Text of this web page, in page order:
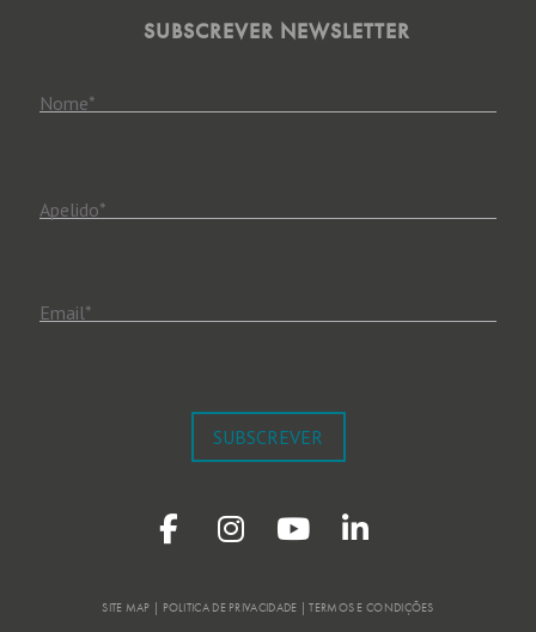
SUBSCREVER NEWSLETTER
Nome*
Apelido*
Email*
SUBSCREVER
SITE MAP | POLITICA DE PRIVACIDADE | TERMOS E CONDIÇÕES